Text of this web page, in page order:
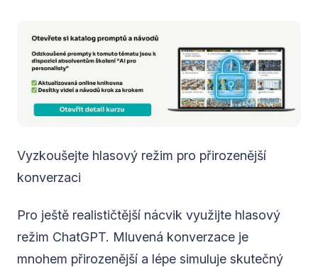
Vyzkoušejte hlasový režim pro přirozenější
konverzaci
Pro ještě realističtější nácvik využijte hlasový
režim ChatGPT. Mluvená konverzace je
mnohem přirozenější a lépe simuluje skutečný